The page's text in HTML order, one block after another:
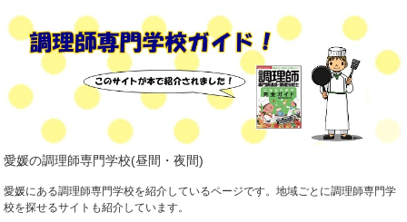
愛媛の調理師専門学校(昼間・夜間)
愛媛にある調理師専門学校を紹介しているページです。地域ごとに調理師専門学
校を探せるサイトも紹介しています。